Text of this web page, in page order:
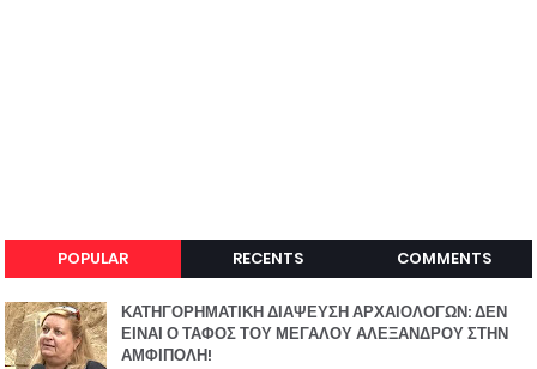
POPULAR RECENTS COMMENTS
ΚΑΤΗΓΟΡΗΜΑΤΙΚΗ ΔΙΑΨΕΥΣΗ ΑΡΧΑΙΟΛΟΓΩΝ: ΔΕΝ
ΕΙΝΑΙ Ο ΤΑΦΟΣ ΤΟΥ ΜΕΓΑΛΟΥ ΑΛΕΞΑΝΔΡΟΥ ΣΤΗΝ
ΑΜΦΙΠΟΛΗ!